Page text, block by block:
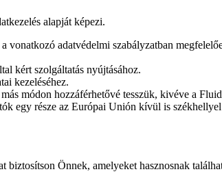
alapját képezi.
vonatkozó adatvédelmi szabályzatban
kért szolgáltatás nyújtásához.
kezeléséhez.
módon hozzáférhetővé tesszük, kivéve a
egy része az Európai Unión kívül is
biztosítson Önnek, amelyeket hasznosnak